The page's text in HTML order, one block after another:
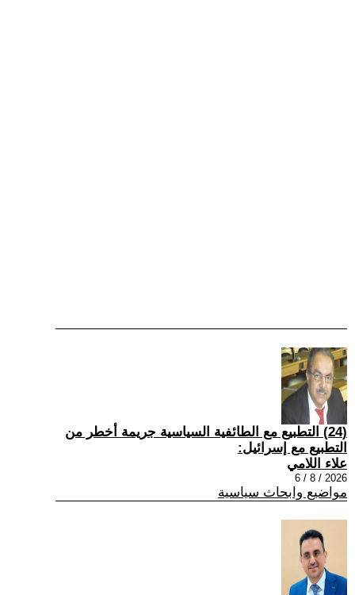
(24) التطبيع مع الطائفية السياسية جريمة أخطر من
التطبيع مع إسرائيل:
علاء اللامي
2026 / 8 / 6
مواضيع وابحاث سياسية